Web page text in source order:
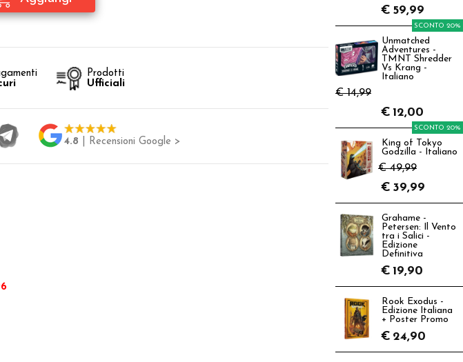
Prodotti
Ufficiali
4.8 | Recensioni Google >
€ 59,99
Unmatched
Adventures -
TMNT Shredder
Vs Krang -
Italiano
€ 14,99
SCONTO 20%
€ 12,00
King of Tokyo
Godzilla - Italiano
€ 49,99
SCONTO 20%
€ 39,99
Grahame -
Petersen: Il Vento
tra i Salici -
Edizione
Definitiva
€ 19,90
Rook Exodus -
Edizione Italiana
+ Poster Promo
€ 24,90